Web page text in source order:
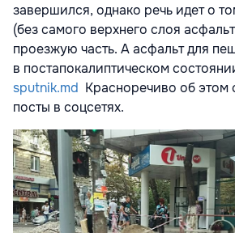
завершился, однако речь идет о
(без самого верхнего слоя
проезжую часть. А асфальт для
в постапокалиптическом
sputnik.md Красноречиво об этом
посты в соцсетях.